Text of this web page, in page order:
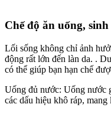
Chế độ ăn uống,
Lối sống không chỉ ảnh
động rất lớn đến làn da. .
có thể giúp bạn hạn chế
Uống đủ nước: Uống nước
các dấu hiệu khô ráp,